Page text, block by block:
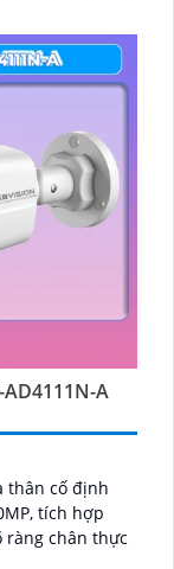
AD4111N-A
thân cố định
tích hợp
ràng chân thực